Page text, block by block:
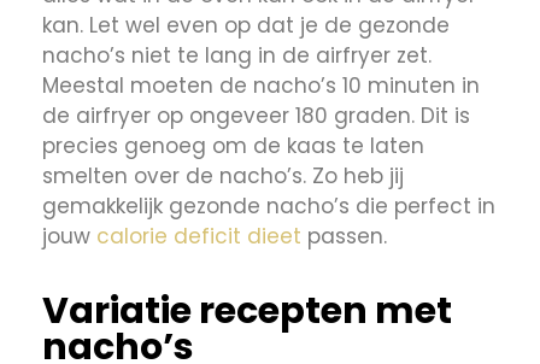
kan. Let wel even op dat je de gezonde
nacho’s niet te lang in de airfryer zet.
Meestal moeten de nacho’s 10 minuten in
de airfryer op ongeveer 180 graden. Dit is
precies genoeg om de kaas te laten
smelten over de nacho’s. Zo heb jij
gemakkelijk gezonde nacho’s die perfect in
jouw calorie deficit dieet passen.
Variatie recepten met
nacho’s